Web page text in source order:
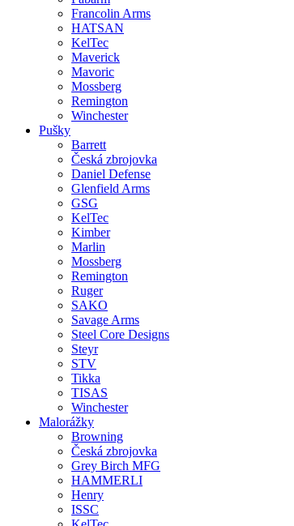
Francolin Arms
HATSAN
KelTec
Maverick
Mavoric
Mossberg
Remington
Winchester
Pušky
Barrett
Česká zbrojovka
Daniel Defense
Glenfield Arms
GSG
KelTec
Kimber
Marlin
Mossberg
Remington
Ruger
SAKO
Savage Arms
Steel Core Designs
Steyr
STV
Tikka
TISAS
Winchester
Malorážky
Browning
Česká zbrojovka
Grey Birch MFG
HAMMERLI
Henry
ISSC